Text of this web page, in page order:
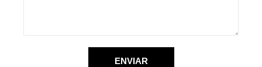
ENVIAR